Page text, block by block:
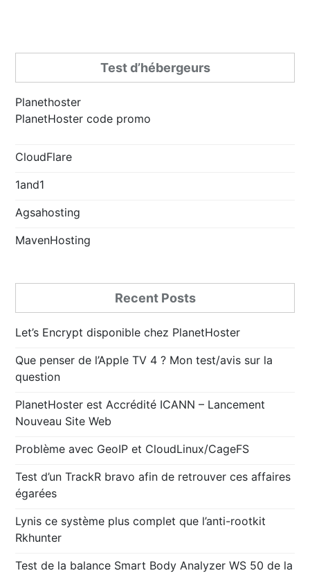
Test d’hébergeurs
Planethoster
PlanetHoster code promo
CloudFlare
1and1
Agsahosting
MavenHosting
Recent Posts
Let’s Encrypt disponible chez PlanetHoster
Que penser de l’Apple TV 4 ? Mon test/avis sur la
question
PlanetHoster est Accrédité ICANN – Lancement
Nouveau Site Web
Problème avec GeoIP et CloudLinux/CageFS
Test d’un TrackR bravo afin de retrouver ces affaires
égarées
Lynis ce système plus complet que l’anti-rootkit
Rkhunter
Test de la balance Smart Body Analyzer WS 50 de la